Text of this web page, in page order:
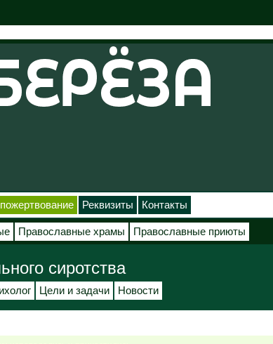
Реквизиты Контакты
Православные храмы Православные приюты
сиротства
Цели и задачи Новости